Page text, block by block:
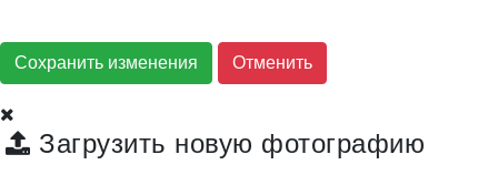
Сохранить изменения
Загрузить новую фотографию